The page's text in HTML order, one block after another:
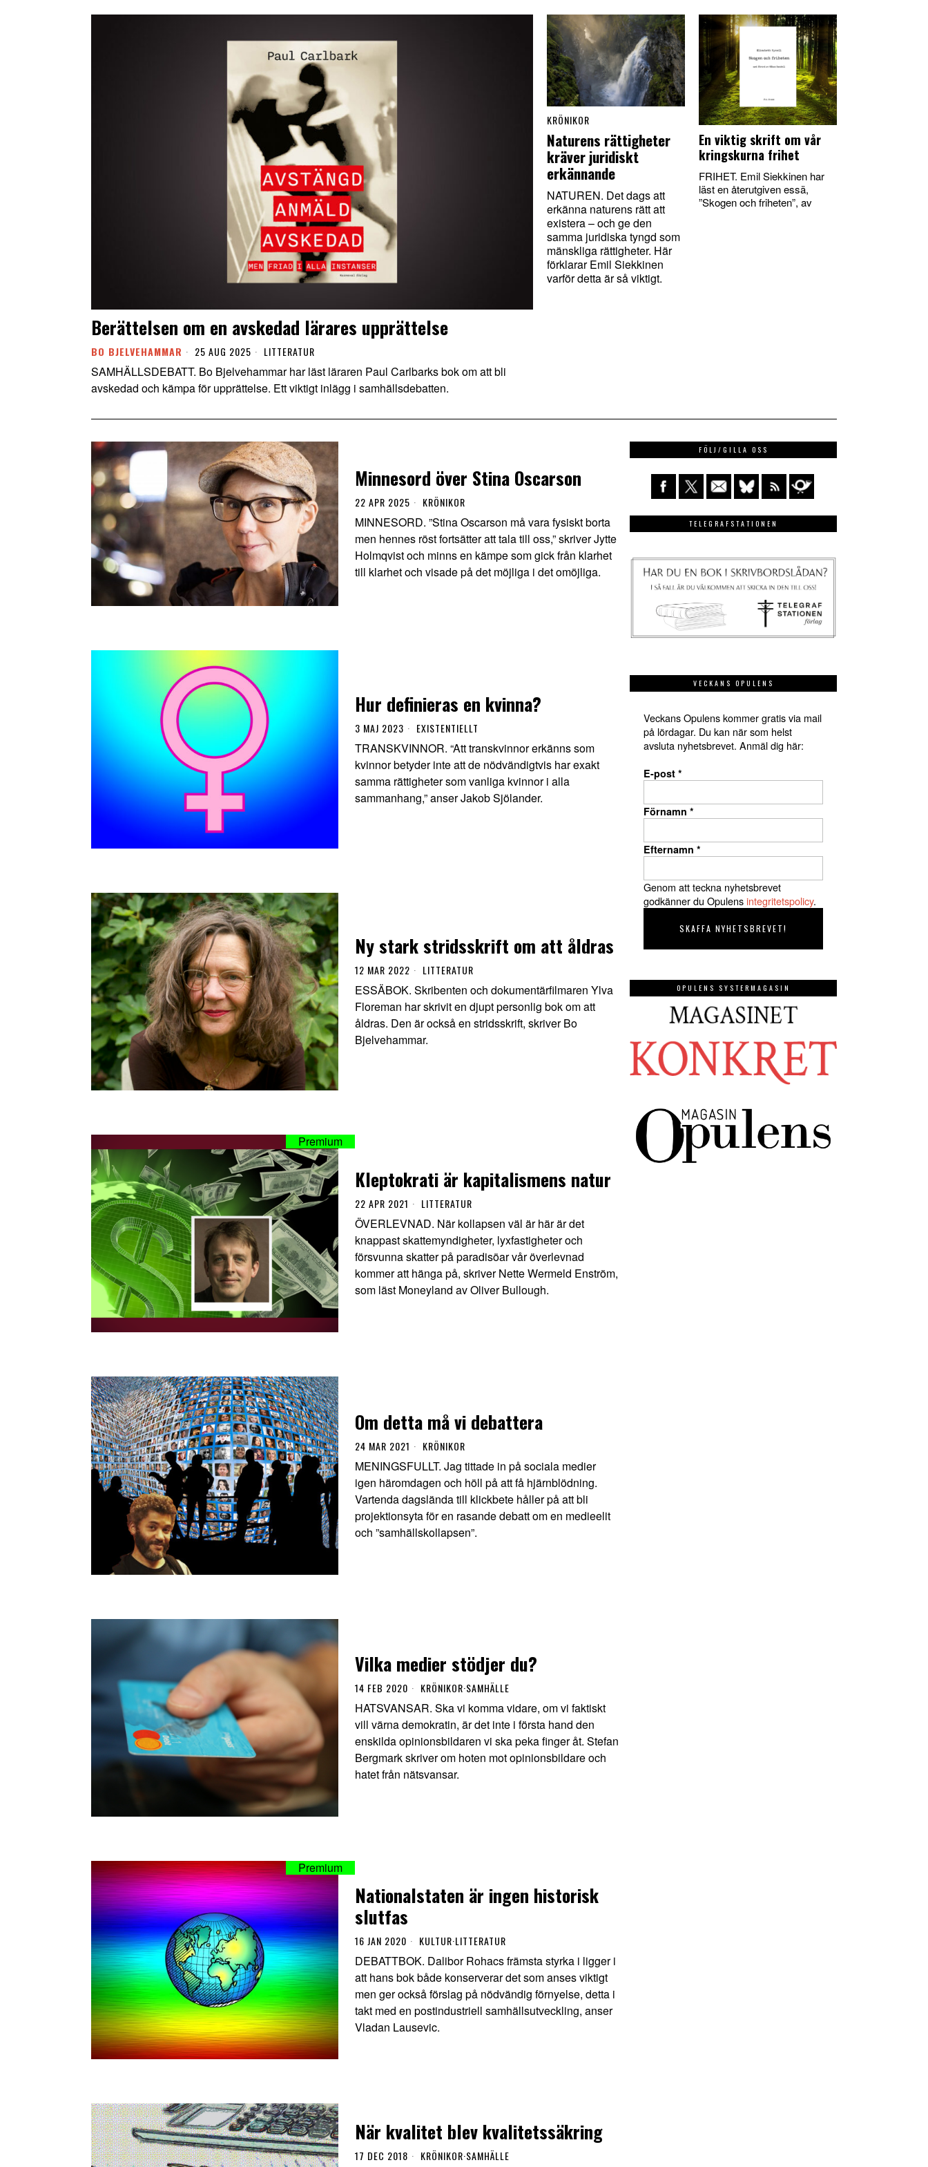
Berättelsen om en avskedad lärares upprättelse
BO BJELVEHAMMAR 25 AUG 2025 LITTERATUR
SAMHÄLLSDEBATT. Bo Bjelvehammar har läst läraren Paul Carlbarks bok om att bli
avskedad och kämpa för upprättelse. Ett viktigt inlägg i samhällsdebatten.
KRÖNIKOR
Naturens rättigheter
kräver juridiskt
erkännande
NATUREN. Det dags att
erkänna naturens rätt att
existera – och ge den
samma juridiska tyngd som
mänskliga rättigheter. Här
förklarar Emil Siekkinen
varför detta är så viktigt.
En viktig skrift om vår
kringskurna frihet
FRIHET. Emil Siekkinen har
läst en återutgiven essä,
”Skogen och friheten”, av
Minnesord över Stina Oscarson
22 APR 2025 KRÖNIKOR
MINNESORD. ”Stina Oscarson må vara fysiskt borta
men hennes röst fortsätter att tala till oss,” skriver Jytte
Holmqvist och minns en kämpe som gick från klarhet
till klarhet och visade på det möjliga i det omöjliga.
Hur definieras en kvinna?
3 MAJ 2023 EXISTENTIELLT
TRANSKVINNOR. “Att transkvinnor erkänns som
kvinnor betyder inte att de nödvändigtvis har exakt
samma rättigheter som vanliga kvinnor i alla
sammanhang,” anser Jakob Sjölander.
Ny stark stridsskrift om att åldras
12 MAR 2022 LITTERATUR
ESSÄBOK. Skribenten och dokumentärfilmaren Ylva
Floreman har skrivit en djupt personlig bok om att
åldras. Den är också en stridsskrift, skriver Bo
Bjelvehammar.
Kleptokrati är kapitalismens natur
22 APR 2021 LITTERATUR
ÖVERLEVNAD. När kollapsen väl är här är det
knappast skattemyndigheter, lyxfastigheter och
försvunna skatter på paradisöar vår överlevnad
kommer att hänga på, skriver Nette Wermeld Enström,
som läst Moneyland av Oliver Bullough.
Om detta må vi debattera
24 MAR 2021 KRÖNIKOR
MENINGSFULLT. Jag tittade in på sociala medier
igen häromdagen och höll på att få hjärnblödning.
Vartenda dagslända till klickbete håller på att bli
projektionsyta för en rasande debatt om en medieelit
och ”samhällskollapsen”.
Vilka medier stödjer du?
14 FEB 2020 KRÖNIKOR·SAMHÄLLE
HATSVANSAR. Ska vi komma vidare, om vi faktiskt
vill värna demokratin, är det inte i första hand den
enskilda opinionsbildaren vi ska peka finger åt. Stefan
Bergmark skriver om hoten mot opinionsbildare och
hatet från nätsvansar.
Nationalstaten är ingen historisk
slutfas
16 JAN 2020 KULTUR·LITTERATUR
DEBATTBOK. Dalibor Rohacs främsta styrka i ligger i
att hans bok både konserverar det som anses viktigt
men ger också förslag på nödvändig förnyelse, detta i
takt med en postindustriell samhällsutveckling, anser
Vladan Lausevic.
När kvalitet blev kvalitetssäkring
17 DEC 2018 KRÖNIKOR·SAMHÄLLE
FÖLJ/GILLA OSS
TELEGRAFSTATIONEN
VECKANS OPULENS
Veckans Opulens kommer gratis via mail
på lördagar. Du kan när som helst
avsluta nyhetsbrevet. Anmäl dig här:
E-post *
Förnamn *
Efternamn *
Genom att teckna nyhetsbrevet
godkänner du Opulensintegritetspolicy.
OPULENS SYSTERMAGASIN